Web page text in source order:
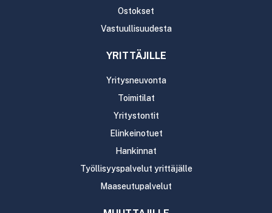
Ostokset
Vastuullisuudesta
YRITTÄJILLE
Yritysneuvonta
Toimitilat
Yritystontit
Elinkeinotuet
Hankinnat
Työllisyyspalvelut yrittäjälle
Maaseutupalvelut